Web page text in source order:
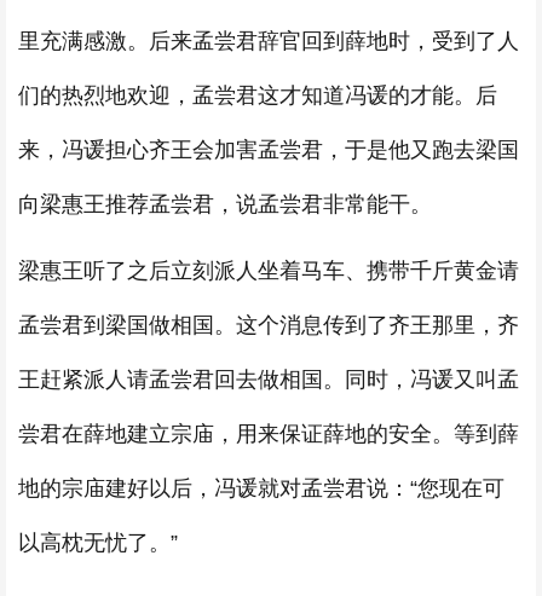
里充满感激。后来孟尝君辞官回到薛地时，受到了人
们的热烈地欢迎，孟尝君这才知道冯谖的才能。后
来，冯谖担心齐王会加害孟尝君，于是他又跑去梁国
向梁惠王推荐孟尝君，说孟尝君非常能干。
梁惠王听了之后立刻派人坐着马车、携带千斤黄金请
孟尝君到梁国做相国。这个消息传到了齐王那里，齐
王赶紧派人请孟尝君回去做相国。同时，冯谖又叫孟
尝君在薛地建立宗庙，用来保证薛地的安全。等到薛
地的宗庙建好以后，冯谖就对孟尝君说：“您现在可
以高枕无忧了。”